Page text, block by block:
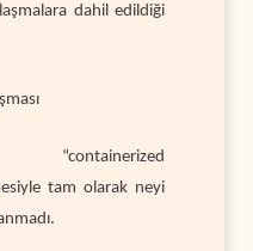
dahil edildiği
tam olarak neyi